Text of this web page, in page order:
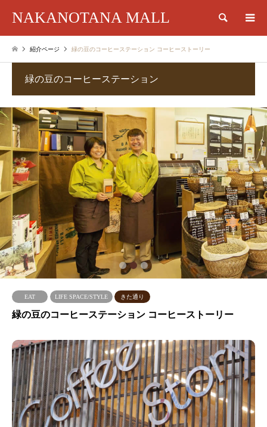
NAKANOTANA MALL 検索
紹介ページ 緑の豆のコーヒーステーション コーヒーストーリー
緑の豆のコーヒーステーション
1 2 3
EAT LIFE SPACE/STYLE きた通り
緑の豆のコーヒーステーション コーヒーストーリー